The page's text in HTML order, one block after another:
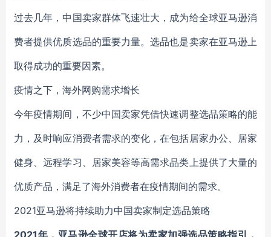
过去几年，中国卖家群体飞速壮大，成为给全球亚马逊消
费者提供优质选品的重要力量。选品也是卖家在亚马逊上
取得成功的重要因素。
疫情之下，海外网购需求增长
今年疫情期间，不少中国卖家凭借快速调整选品策略的能
力，及时响应消费者需求的变化，在包括居家办公、居家
健身、远程学习、居家美容等高需求品类上提供了大量的
优质产品，满足了海外消费者在疫情期间的需求。
2021亚马逊将持续助力中国卖家制定选品策略
2021年，亚马逊全球开店将为卖家加强选品策略指引，